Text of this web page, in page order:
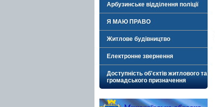
Арбузинське відділення поліції
Я МАЮ ПРАВО
Житлове будівництво
Електронне звернення
Доступність об'єктів житлового та
громадського призначення